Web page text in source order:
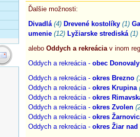
Ďalšie možnosti:
Divadlá (4) Drevené kostolíky (1)
umenie (12) Lyžiarske strediská (1)
alebo Oddych a rekreáciav inom
Oddych a rekreácia - obec Donovaly
Oddych a rekreácia - okres Brezno
Oddych a rekreácia - okres Krupina
Oddych a rekreácia - okres
Oddych a rekreácia - okres Zvolen
Oddych a rekreácia - okres
Oddych a rekreácia - okres Žiar nad